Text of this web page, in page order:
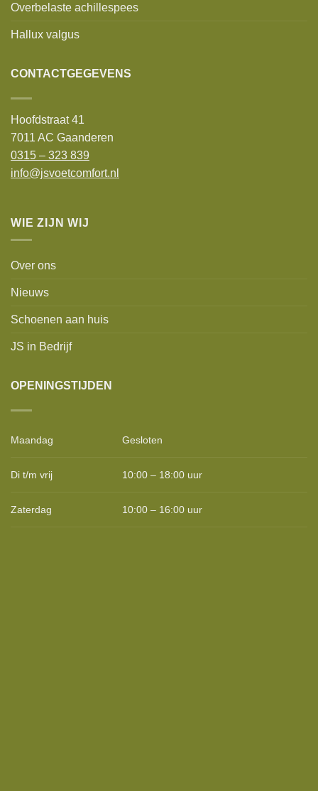
Overbelaste achillespees
Hallux valgus
CONTACTGEGEVENS
Hoofdstraat 41
7011 AC Gaanderen
0315 – 323 839
info@jsvoetcomfort.nl
WIE ZIJN WIJ
Over ons
Nieuws
Schoenen aan huis
JS in Bedrijf
OPENINGSTIJDEN
Maandag Gesloten
Di t/m vrij 10:00 – 18:00 uur
Zaterdag 10:00 – 16:00 uur